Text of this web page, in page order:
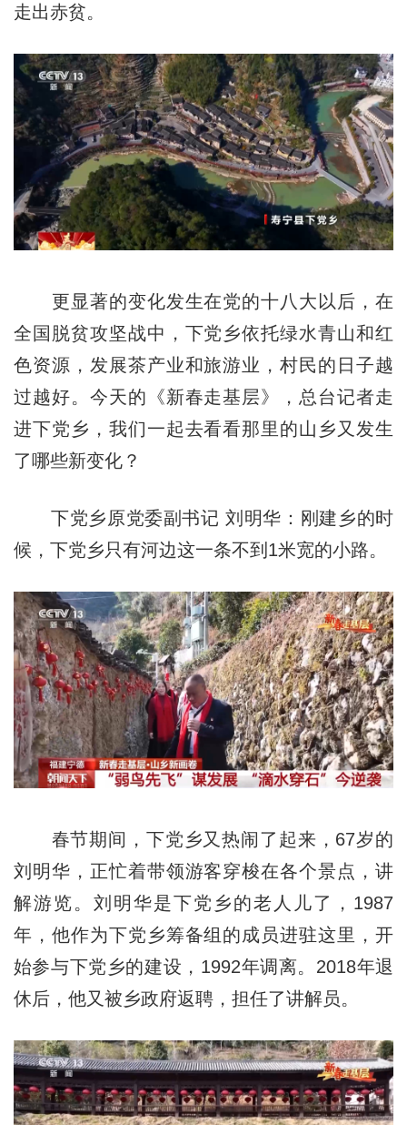
走出赤贫。
更显著的变化发生在党的十八大以后，在
全国脱贫攻坚战中，下党乡依托绿水青山和红
色资源，发展茶产业和旅游业，村民的日子越
过越好。今天的《新春走基层》，总台记者走
进下党乡，我们一起去看看那里的山乡又发生
了哪些新变化？
下党乡原党委副书记 刘明华：刚建乡的时
候，下党乡只有河边这一条不到1米宽的小路。
春节期间，下党乡又热闹了起来，67岁的
刘明华，正忙着带领游客穿梭在各个景点，讲
解游览。刘明华是下党乡的老人儿了，1987
年，他作为下党乡筹备组的成员进驻这里，开
始参与下党乡的建设，1992年调离。2018年退
休后，他又被乡政府返聘，担任了讲解员。